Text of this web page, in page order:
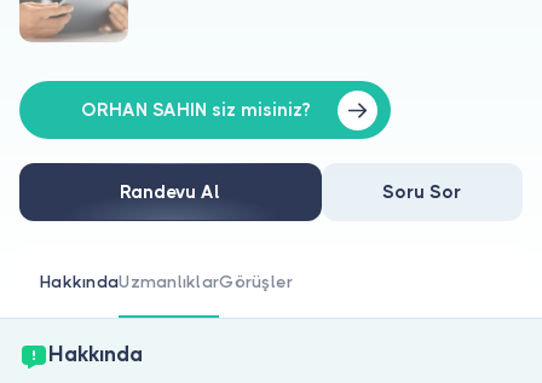
Hakkımızda
Doktorlar için
Doktor musunuz?
ORHAN SAHIN siz misiniz?
Randevu Al Soru Sor
HakkındaUzmanlıklarGörüşler
Hakkında